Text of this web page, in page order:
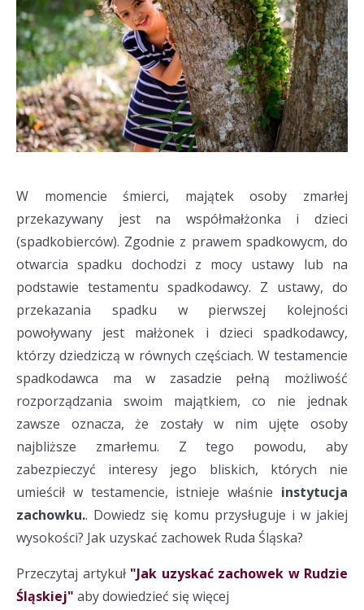
W momencie śmierci, majątek osoby zmarłej
przekazywany jest na współmałżonka i dzieci
(spadkobierców). Zgodnie z prawem spadkowycm, do
otwarcia spadku dochodzi z mocy ustawy lub na
podstawie testamentu spadkodawcy. Z ustawy, do
przekazania spadku w pierwszej kolejności
powoływany jest małżonek i dzieci spadkodawcy,
którzy dziedziczą w równych częściach. W testamencie
spadkodawca ma w zasadzie pełną możliwość
rozporządzania swoim majątkiem, co nie jednak
zawsze oznacza, że zostały w nim ujęte osoby
najbliższe zmarłemu. Z tego powodu, aby
zabezpieczyć interesy jego bliskich, których nie
umieścił w testamencie, istnieje właśnie instytucja
zachowku.. Dowiedz się komu przysługuje i w jakiej
wysokości? Jak uzyskać zachowek Ruda Śląska?
Przeczytaj artykuł "Jak uzyskać zachowek w Rudzie
Śląskiej" aby dowiedzieć się więcej